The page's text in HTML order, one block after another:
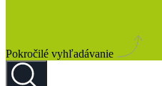
Pokročilé vyhľadávanie